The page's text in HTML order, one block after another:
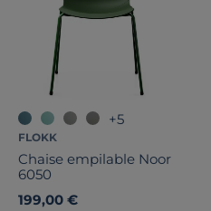
+5
FLOKK
Chaise empilable Noor
6050
199,00 €